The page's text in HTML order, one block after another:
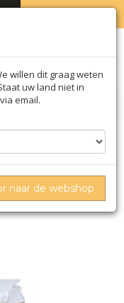
spiraalpasta,
willen dit graag weten
uw land niet in
email.
naar de webshop